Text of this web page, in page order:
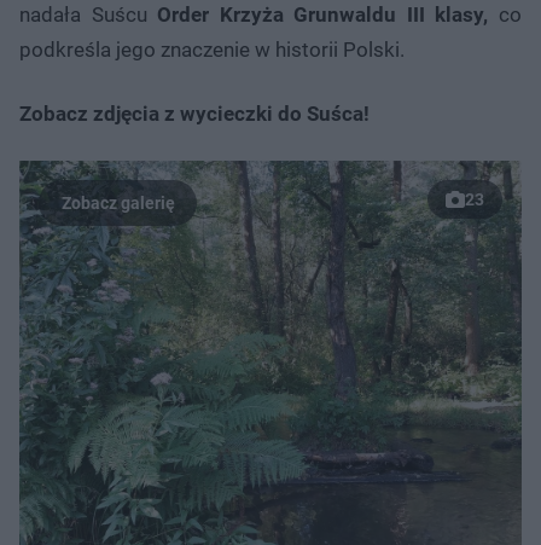
nadała Suścu Order Krzyża Grunwaldu III klasy, co
podkreśla jego znaczenie w historii Polski.
Zobacz zdjęcia z wycieczki do Suśca!
23